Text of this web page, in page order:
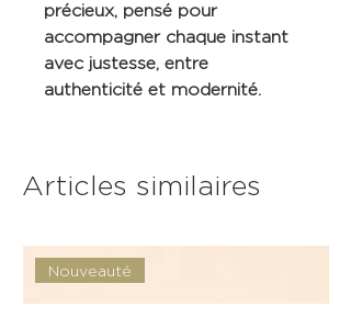
précieux, pensé pour
accompagner chaque instant
avec justesse, entre
authenticité et modernité.
Articles similaires
Nouveauté